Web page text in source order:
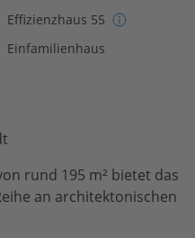
Effizienzhaus 55
Einfamilienhaus
rund 195 m² bietet das
an architektonischen